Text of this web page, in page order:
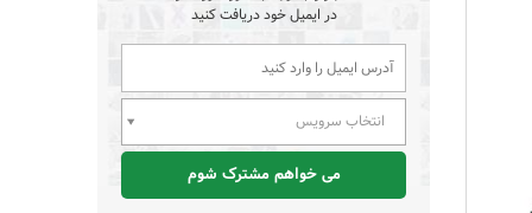
در ایمیل خود دریافت کنید
انتخاب سرویس
می خواهم مشترک شوم